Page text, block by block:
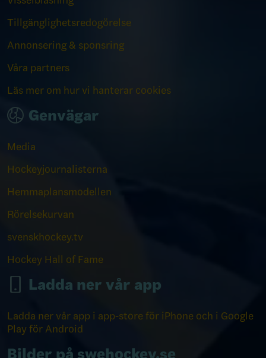
Tillgänglighetsredogörelse
Annonsering & sponsring
Våra partners
Läs mer om hur vi hanterar cookies
Genvägar
Media
Hockeyjournalisterna
Hemmaplansmodellen
Rörelsekurvan
svenskhockey.tv
Hockey Hall of Fame
Ladda ner vår app
Ladda ner vår app i app-store för iPhone och i Google
Play för Android
Bilder på swehockey.se